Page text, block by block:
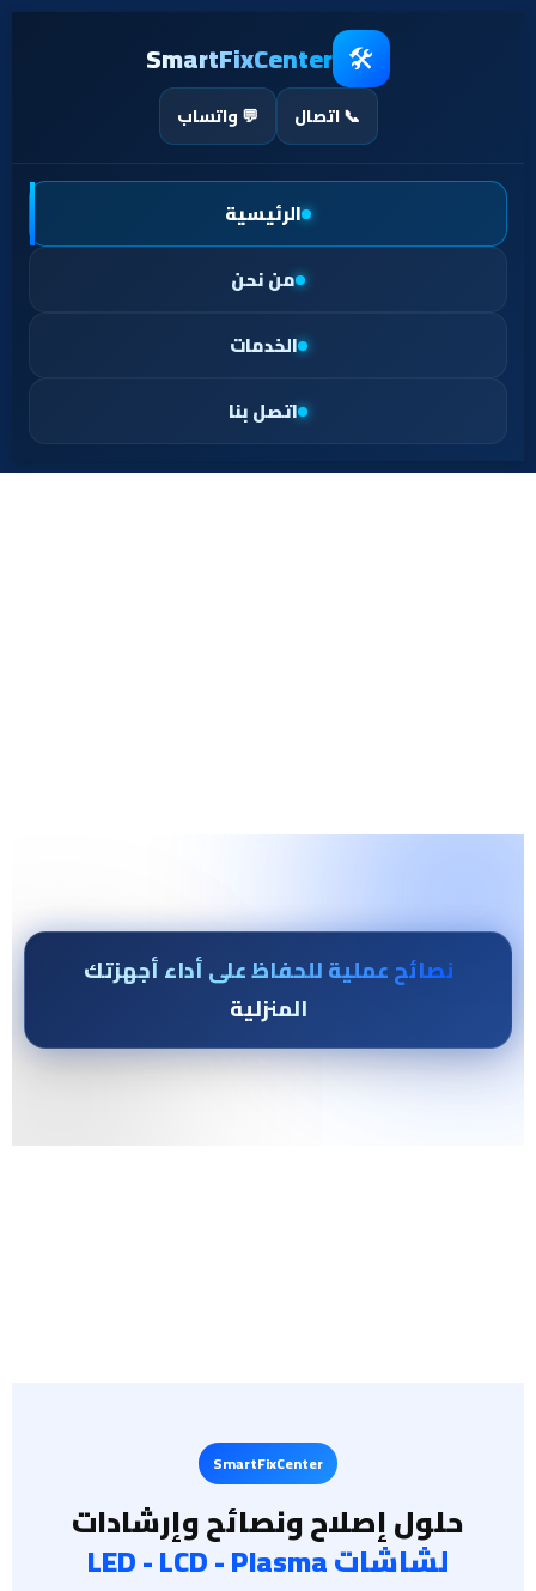
نصائح عملية للحفاظ على أداء أجهزتك
المنزلية
إرشادات ذكية للتعامل مع الأعطال الشائعة
بسهولة